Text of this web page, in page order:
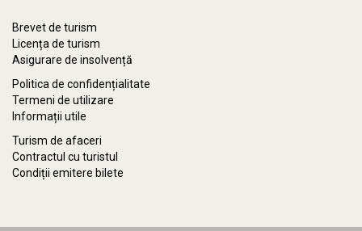
Brevet de turism
Licența de turism
Asigurare de insolvență
Politica de confidențialitate
Termeni de utilizare
Informații utile
Turism de afaceri
Contractul cu turistul
Condiții emitere bilete